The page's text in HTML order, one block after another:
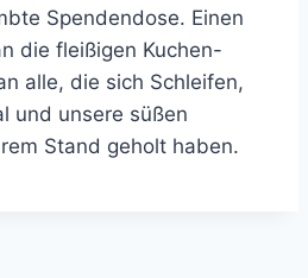
Spendendose. Einen
die fleißigen Kuchen-
alle, die sich Schleifen,
und unsere süßen
Stand geholt haben.